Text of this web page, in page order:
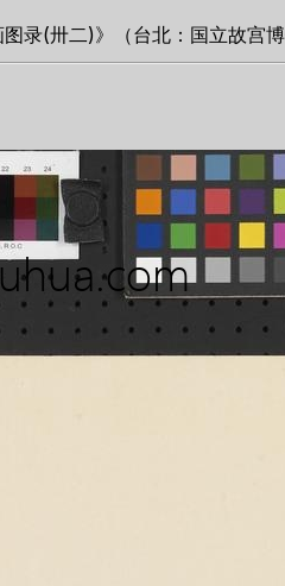
(卅二)》（台北：国立故宫博